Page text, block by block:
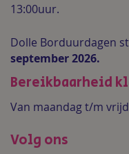
13:00uur.
Dolle Borduurdagen
september 2026.
Bereikbaarheid
Van maandag t/m
Volg ons